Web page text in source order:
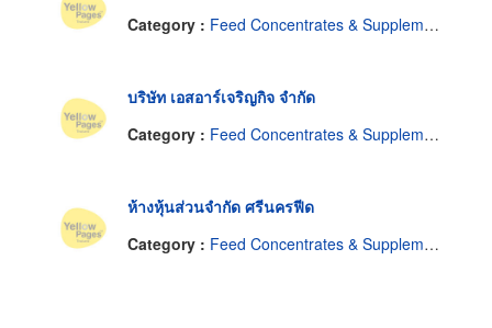
Category : Feed Concentrates & Supplements
บริษัท เอสอาร์เจริญกิจ จำกัด
Category : Feed Concentrates & Supplements
ห้างหุ้นส่วนจำกัด ศรีนครฟีด
Category : Feed Concentrates & Supplements